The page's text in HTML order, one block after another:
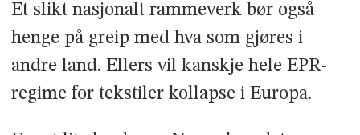
Et slikt nasjonalt rammeverk bør også
henge på greip med hva som gjøres i
andre land. Ellers vil kanskje hele EPR-
regime for tekstiler kollapse i Europa.